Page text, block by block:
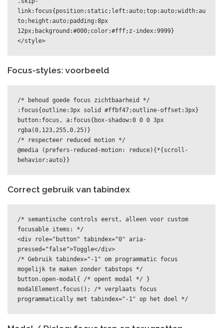
link:focus{position:static;left:auto;top:auto;width:au
to;height:auto;padding:8px
12px;background:#000;color:#fff;z-index:9999}
</style>
Focus-styles: voorbeeld
/* behoud goede focus zichtbaarheid */
:focus{outline:3px solid #ffbf47;outline-offset:3px}
button:focus, a:focus{box-shadow:0 0 0 3px
rgba(0,123,255,0.25)}
/* respecteer reduced motion */
@media (prefers-reduced-motion: reduce){*{scroll-
behavior:auto}}
Correct gebruik van tabindex
/* semantische controls eerst, alleen voor custom
focusable items: */
<div role="button" tabindex="0" aria-
pressed="false">Toggle</div>
/* Gebruik tabindex="-1" om programmatic focus
mogelijk te maken zonder tabstops */
button.open-modal{ /* opent modal */ }
modalElement.focus(); /* verplaats focus
programmatically met tabindex="-1" op het doel */